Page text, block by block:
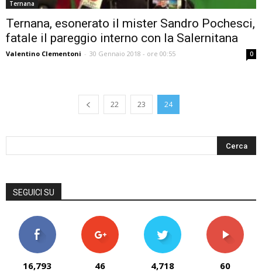
Ternana
Ternana, esonerato il mister Sandro Pochesci,
fatale il pareggio interno con la Salernitana
Valentino Clementoni - 30 Gennaio 2018 - ore 00:55 0
22 23 24
SEGUICI SU
16,793 46 4,718 60